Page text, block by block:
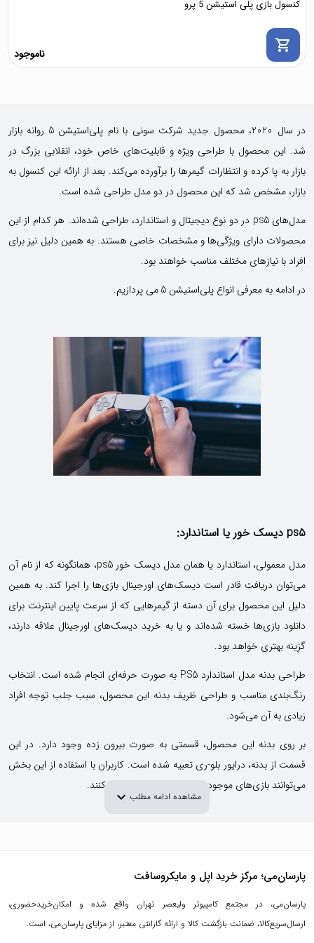
کنسول بازی پلی استیشن 5 پرو
ناموجود
shopping_cart
در سال 2020، محصول جدید شرکت سونی با نام پلی‌استیشن 5 روانه بازار
شد. این محصول با طراحی ویژه و قابلیت‌های خاص خود، انقلابی بزرگ در
بازار به پا کرده و انتظارات گیمرها را برآورده می‌کند. بعد از ارائه این کنسول به
بازار، مشخص شد که این محصول در دو مدل طراحی شده است.
مدل‌های ps5 در دو نوع دیجیتال و استاندارد، طراحی شده‌اند. هر کدام از این
محصولات دارای ویژگی‌ها و مشخصات خاصی هستند. به همین دلیل نیز برای
افراد با نیازهای مختلف مناسب خواهند بود.
در ادامه به معرفی انواع پلی‌استیشن 5 می پردازیم.
ps5 دیسک خور یا استاندارد:
مدل معمولی، استاندارد یا همان مدل دیسک خور ps5، همانگونه که از نام آن
می‌توان دریافت قادر است دیسک‌های اورجینال بازی‌ها را اجرا کند. به همین
دلیل این محصول برای آن دسته از گیمرهایی که از سرعت پایین اینترنت برای
دانلود بازی‌ها خسته شده‌اند و یا به خرید دیسک‌های اورجینال علاقه دارند،
گزینه بهتری خواهد بود.
طراحی بدنه مدل استاندارد PS5 به صورت حرفه‌ای انجام شده است. انتخاب
رنگ‌بندی مناسب و طراحی ظریف بدنه این محصول، سبب جلب توجه افراد
زیادی به آن می‌شود.
بر روی بدنه این محصول، قسمتی به صورت بیرون زده وجود دارد. در این
قسمت از بدنه، درایور بلو-ری تعبیه شده است. کاربران با استفاده از این بخش
می‌توانند بازی‌های موجود در دیسک‌های نوری را باز کنند.
مشاهده ادامه مطلب expand_more
پارسان‌می؛ مرکز خرید اپل و مایکروسافت
پارسان‌می، در مجتمع کامپیوتر ولیعصر تهران واقع شده و امکان‌خریدحضوری،
ارسال‌سریع‌کالا، ضمانت بازگشت کالا و ارائه گارانتی معتبر، از مزایای پارسان‌می، است.